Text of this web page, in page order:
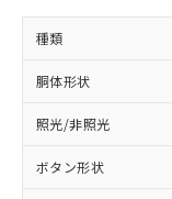
種類
胴体形状
照光/非照光
ボタン形状